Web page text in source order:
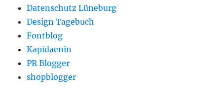
Datenschutz Lüneburg
Design Tagebuch
Fontblog
Kapidaenin
PR Blogger
shopblogger